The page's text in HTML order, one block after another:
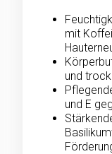
mit
und
und E